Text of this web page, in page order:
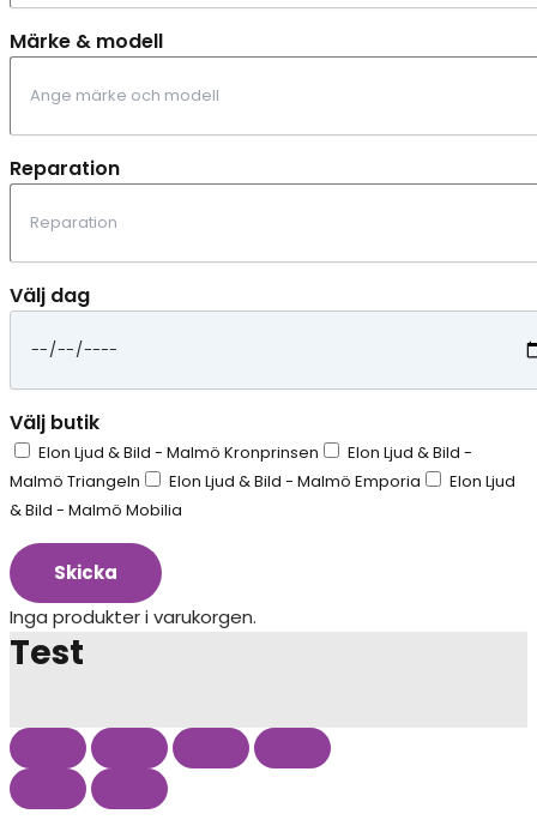
Märke & modell
Reparation
Välj dag
Välj butik
Elon Ljud & Bild - Malmö Kronprinsen
Elon Ljud & Bild -
Malmö Triangeln
Elon Ljud & Bild - Malmö Emporia
Elon Ljud
& Bild - Malmö Mobilia
Skicka
Inga produkter i varukorgen.
Test